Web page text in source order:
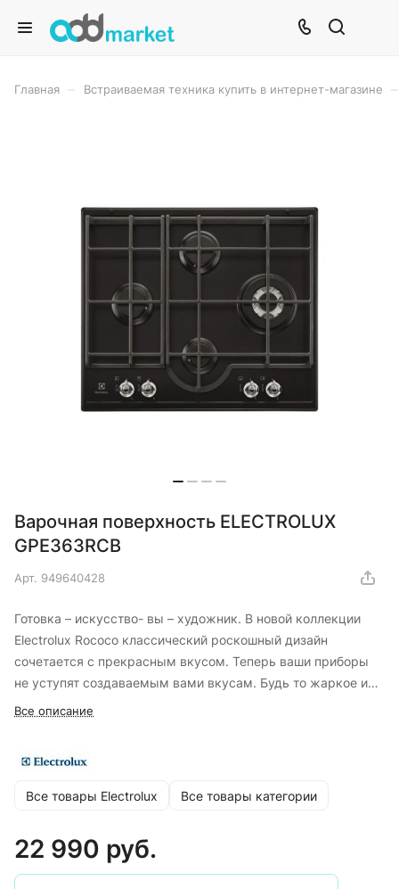
Главная Встраиваемая техника купить в интернет-магазине
Варочная поверхность ELECTROLUX
GPE363RCB
Арт. 949640428
Готовка – искусство- вы – художник. В новой коллекции
Electrolux Rococo классический роскошный дизайн
сочетается с прекрасным вкусом. Теперь ваши приборы
не уступят создаваемым вами вкусам. Будь то жаркое или
шоколадный фондан – Electrolux Rococo поможет создать
искусства.
Все описание
Все товары Electrolux Все товары категории
22 990 руб.